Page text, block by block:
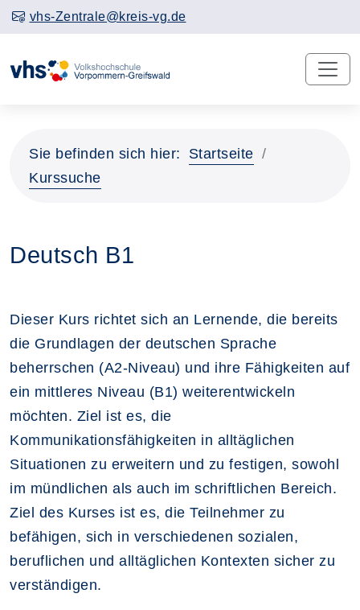
vhs-Zentrale@kreis-vg.de
Sie befinden sich hier:
Startseite
Kurssuche
Deutsch B1
Dieser Kurs richtet sich an Lernende, die bereits
die Grundlagen der deutschen Sprache
beherrschen (A2-Niveau) und ihre Fähigkeiten auf
ein mittleres Niveau (B1) weiterentwickeln
möchten. Ziel ist es, die
Kommunikationsfähigkeiten in alltäglichen
Situationen zu erweitern und zu festigen, sowohl
im mündlichen als auch im schriftlichen Bereich.
Ziel des Kurses ist es, die Teilnehmer zu
befähigen, sich in verschiedenen sozialen,
beruflichen und alltäglichen Kontexten sicher zu
verständigen.